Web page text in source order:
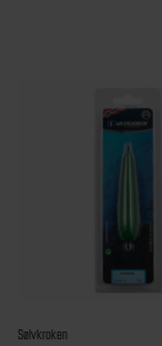
Sølvkroken